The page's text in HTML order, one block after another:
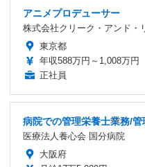
アニメプロデューサー
株式会社クリーク・アンド・
東京都
年収588万円～1,008万円
正社員
病院での管理栄養士業務/
医療法人養心会 国分病院
大阪府